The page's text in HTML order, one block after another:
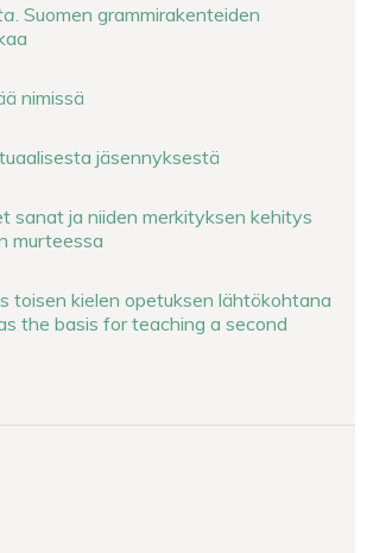
. Suomen grammirakenteiden
nimissä
jäsennyksestä
sanat ja niiden merkityksen kehitys
murteessa
toisen kielen opetuksen lähtökohtana
the basis for teaching a second